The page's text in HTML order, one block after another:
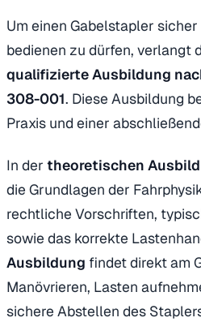
Um einen Gabelstapler
bedienen zu dürfen, verlangt
qualifizierte Ausbildung
308-001. Diese Ausbildung
Praxis und einer
In der theoretischen
die Grundlagen der
rechtliche Vorschriften,
sowie das korrekte
Ausbildung findet direkt am
Manövrieren, Lasten
sichere Abstellen des